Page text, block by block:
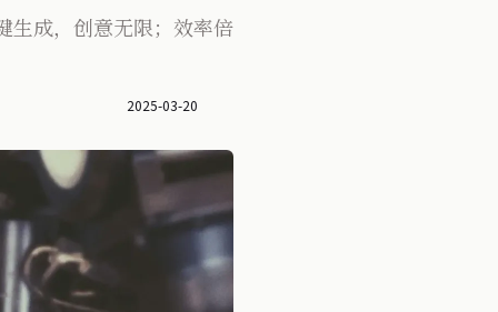
生成，创意无限；效率倍
2025-03-20